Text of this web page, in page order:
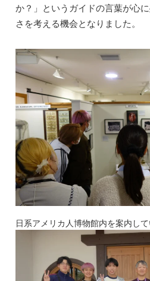
か？」というガイドの言葉が心
さを考える機会となりました。
日系アメリカ人博物館内を案内し